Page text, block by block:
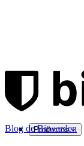
Productos
Blog de Bitwarden